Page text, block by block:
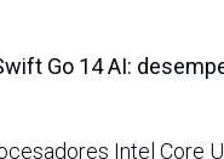
Go 14 AI:
Intel Core